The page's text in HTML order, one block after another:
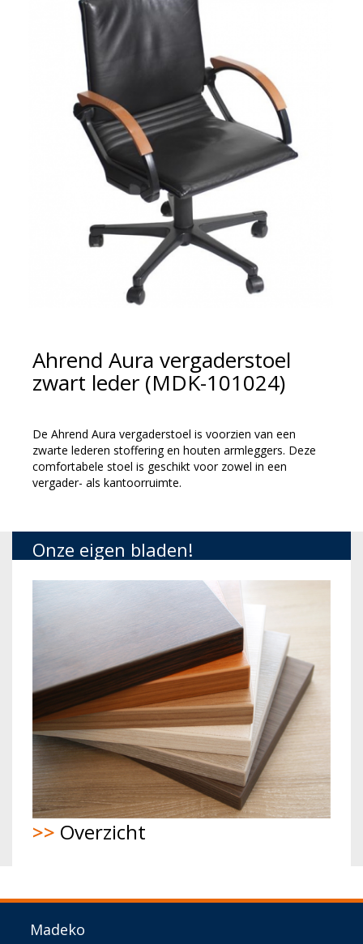
Ahrend Aura vergaderstoel
zwart leder (MDK-101024)
De Ahrend Aura vergaderstoel is voorzien van een
zwarte lederen stoffering en houten armleggers. Deze
comfortabele stoel is geschikt voor zowel in een
vergader- als kantoorruimte.
Onze eigen bladen!
>> Overzicht
Madeko